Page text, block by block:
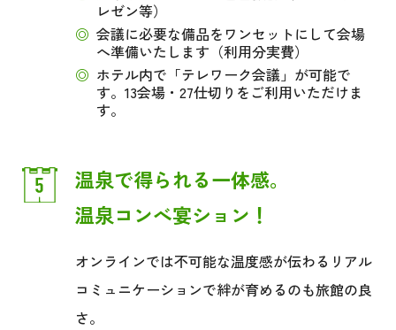
レゼン等）
◎ 会議に必要な備品をワンセットにして会場
へ準備いたします（利用分実費）
◎ ホテル内で「テレワーク会議」が可能で
す。13会場・27仕切りをご利用いただけま
す。
温泉で得られる一体感。
温泉コンべ宴ション！
オンラインでは不可能な温度感が伝わる リアル
コミュニケーションで絆が育めるのも旅館の良
さ。